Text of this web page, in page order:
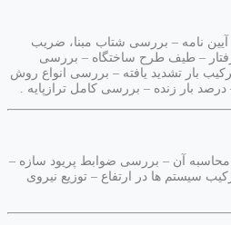
نامه – بررسی شتاب مبنا، ضریب
– طیف طرح ساختگاه – بررسی
و 30 درصد – ترکیب بار تشدید یافته – بررسی انواع روش
بار زنده – بررسی کامل ترازپایه .
محاسبه آن – بررسی ضوابط پریود سازه –
سیستم ها در ارتفاع – توزیع نیروی